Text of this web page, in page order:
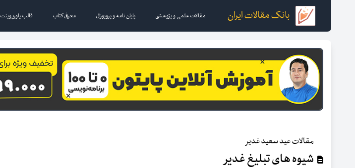
بانک مقالات ایران مقالات علمی و پژوهشی پایان نامه و پروپوزال معرفی کتاب قالب پاورپوینت
مقالات عید سعید غدیر
شیوه های تبلیغ غدیر